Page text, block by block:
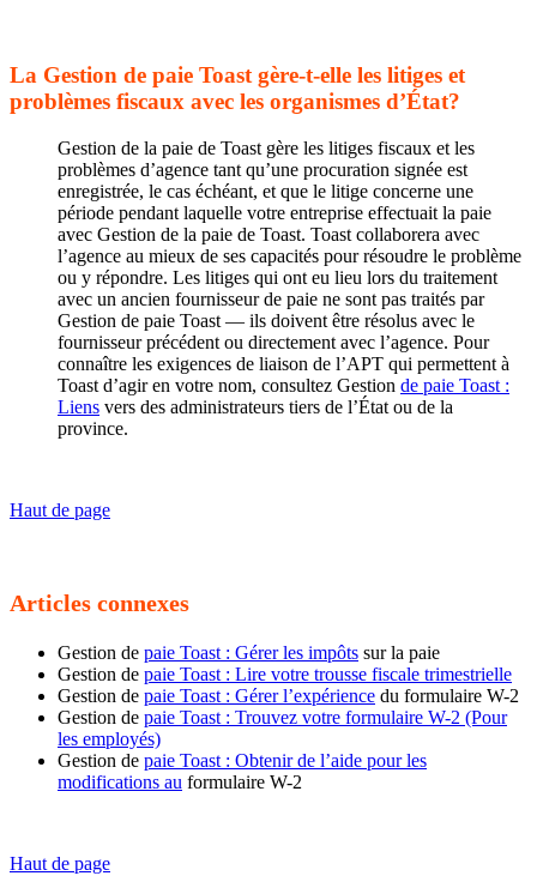
La Gestion de paie Toast gère-t-elle les litiges et
problèmes fiscaux avec les organismes d’État?
Gestion de la paie de Toast gère les litiges fiscaux et les
problèmes d’agence tant qu’une procuration signée est
enregistrée, le cas échéant, et que le litige concerne une
période pendant laquelle votre entreprise effectuait la paie
avec Gestion de la paie de Toast. Toast collaborera avec
l’agence au mieux de ses capacités pour résoudre le problème
ou y répondre. Les litiges qui ont eu lieu lors du traitement
avec un ancien fournisseur de paie ne sont pas traités par
Gestion de paie Toast — ils doivent être résolus avec le
fournisseur précédent ou directement avec l’agence. Pour
connaître les exigences de liaison de l’APT qui permettent à
Toast d’agir en votre nom, consultez Gestion de paie Toast :
Liens vers des administrateurs tiers de l’État ou de la
province.
Haut de page
Articles connexes
Gestion de paie Toast : Gérer les impôts sur la paie
Gestion de paie Toast : Lire votre trousse fiscale trimestrielle
Gestion de paie Toast : Gérer l’expérience du formulaire W-2
Gestion de paie Toast : Trouvez votre formulaire W-2 (Pour
les employés)
Gestion de paie Toast : Obtenir de l’aide pour les
modifications au formulaire W-2
Haut de page